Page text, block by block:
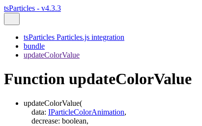
tsParticles - v4.3.3
tsParticles Particles.js integration
bundle
updateColorValue
Function updateColorValue
updateColorValue(
data: IParticleColorAnimation,
decrease: boolean,